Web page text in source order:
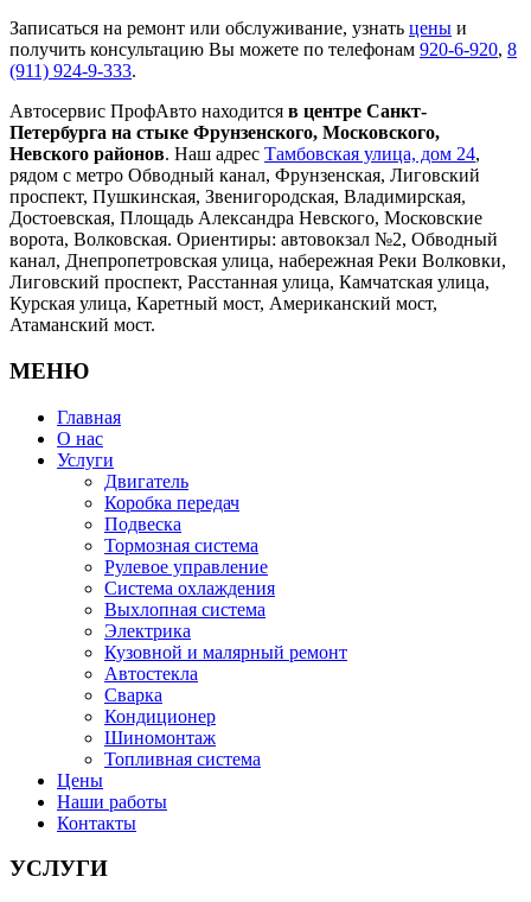
Записаться на ремонт или обслуживание, узнать цены и
получить консультацию Вы можете по телефонам 920-6-920, 8
(911) 924-9-333.
Автосервис ПрофАвто находится в центре Санкт-
Петербурга на стыке Фрунзенского, Московского,
Невского районов. Наш адрес Тамбовская улица, дом 24,
рядом с метро Обводный канал, Фрунзенская, Лиговский
проспект, Пушкинская, Звенигородская, Владимирская,
Достоевская, Площадь Александра Невского, Московские
ворота, Волковская. Ориентиры: автовокзал №2, Обводный
канал, Днепропетровская улица, набережная Реки Волковки,
Лиговский проспект, Расстанная улица, Камчатская улица,
Курская улица, Каретный мост, Американский мост,
Атаманский мост.
МЕНЮ
Главная
О нас
Услуги
Двигатель
Коробка передач
Подвеска
Тормозная система
Рулевое управление
Система охлаждения
Выхлопная система
Электрика
Кузовной и малярный ремонт
Автостекла
Сварка
Кондиционер
Шиномонтаж
Топливная система
Цены
Наши работы
Контакты
УСЛУГИ